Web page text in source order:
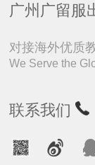
广州广留服
对接海外优质
We Serve the
联系我们